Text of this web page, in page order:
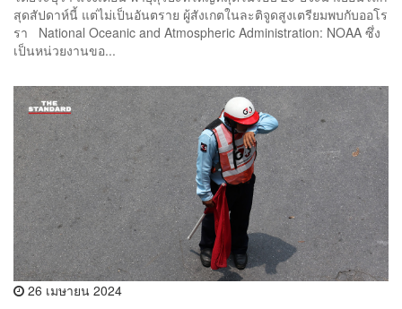
สุดสัปดาห์นี้ แต่ไม่เป็นอันตราย ผู้สังเกตในละติจูดสูงเตรียมพบกับออโร
รา National Oceanic and Atmospheric Administration: NOAA ซึ่ง
เป็นหน่วยงานขอ...
26 เมษายน 2024